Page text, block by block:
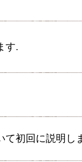
す.
て初回に説明し